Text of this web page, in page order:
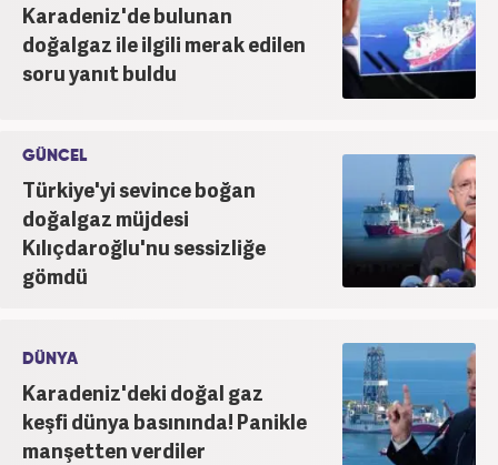
Karadeniz'de bulunan
doğalgaz ile ilgili merak edilen
soru yanıt buldu
GÜNCEL
Türkiye'yi sevince boğan
doğalgaz müjdesi
Kılıçdaroğlu'nu sessizliğe
gömdü
DÜNYA
Karadeniz'deki doğal gaz
keşfi dünya basınında! Panikle
manşetten verdiler